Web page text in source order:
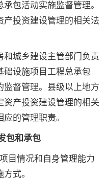
包活动实施监督管理。
产投资建设管理的相关法
和城乡建设主管部门负责
础设施项目工程总承包
监督管理。县级以上地方
资产投资建设管理的相关
的管理职责。
包和承包
目情况和自身管理能力
式。